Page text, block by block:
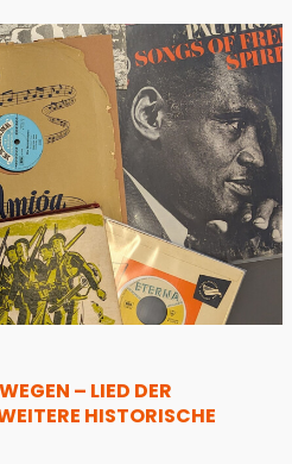
– LIED DER
HISTORISCHE